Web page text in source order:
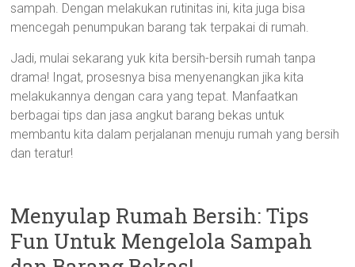
sampah. Dengan melakukan rutinitas ini, kita juga bisa
mencegah penumpukan barang tak terpakai di rumah.
Jadi, mulai sekarang yuk kita bersih-bersih rumah tanpa
drama! Ingat, prosesnya bisa menyenangkan jika kita
melakukannya dengan cara yang tepat. Manfaatkan
berbagai tips dan jasa angkut barang bekas untuk
membantu kita dalam perjalanan menuju rumah yang bersih
dan teratur!
Menyulap Rumah Bersih: Tips
Fun Untuk Mengelola Sampah